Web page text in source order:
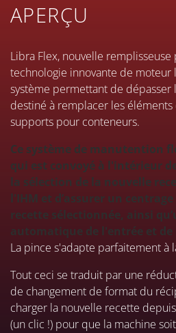
APERÇU
Libra Flex, nouvelle
technologie innovante de moteur
système permettant de
destiné à remplacer les
supports pour conteneurs.
Ce système de manutention
qui est convoyé à l'intérieur
la sélection de la nouvelle
l'IHM et d’assurer un
recette sélectionnée, ainsi
automatique de l'entrée et de
La pince s'adapte parfaitement à
Tout ceci se traduit par une
de changement de format du
charger la nouvelle recette
(un clic !) pour que la machine